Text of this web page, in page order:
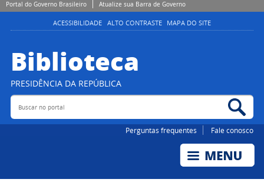
Portal do Governo Brasileiro Atualize sua Barra de Governo
ACESSIBILIDADE ALTO CONTRASTE MAPA DO SITE
Biblioteca
PRESIDÊNCIA DA REPÚBLICA
Buscar no portal
Perguntas frequentes Fale conosco